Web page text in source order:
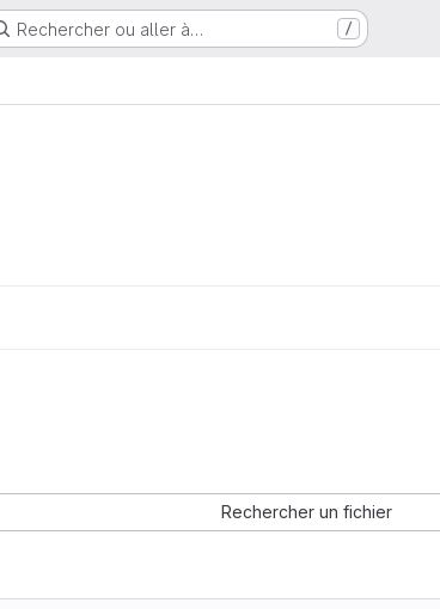
Rechercher ou aller à… /
Rechercher un fichier